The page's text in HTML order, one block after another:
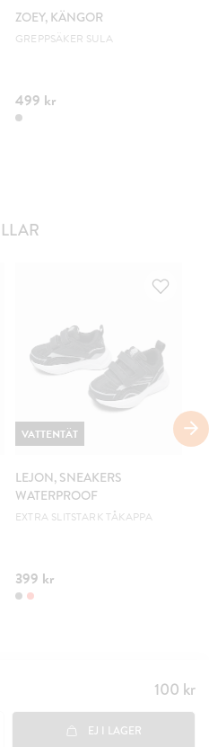
ZOEY, KÄNGOR
GREPPSÄKER SULA
499 kr
LEJON, SNEAKERS
WATERPROOF
EXTRA SLITSTARK TÅKAPPA
399 kr
VATTENTÄT
Pris:
100 kr
100 kr
EJ I LAGER